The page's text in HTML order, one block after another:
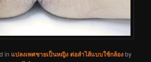
in แปลงเพศชายเป็นหญิง ต่อลำไส้แบบใช้กล้องby